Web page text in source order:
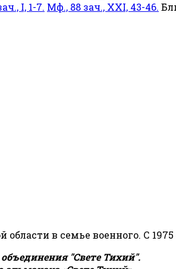
I, 1-7. Мф., 88 зач., XXI, 43-46.
области в семье военного. С
"Свете Тихий".